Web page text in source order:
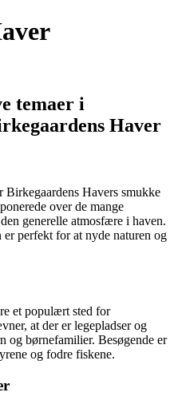
temaer i
Haver
Havers smukke
over de mange
generelle atmosfære i haven.
er perfekt for at nyde naturen og
et populært sted for
at der er legepladser og
og børnefamilier. Besøgende er
og fodre fiskene.